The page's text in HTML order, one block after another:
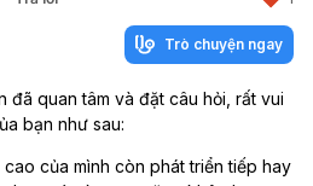
Trò chuyện ngay
đã quan tâm và đặt câu hỏi, rất vui
bạn như sau:
của mình còn phát triển tiếp hay